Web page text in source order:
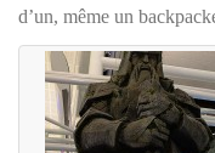
d’un, même un